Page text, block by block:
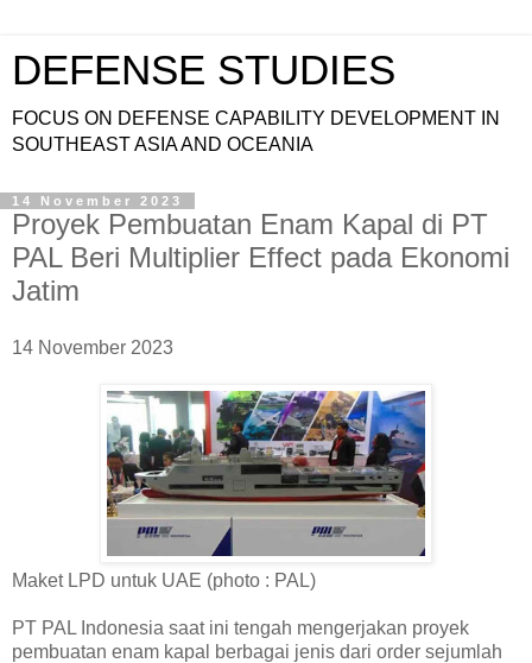
DEFENSE STUDIES
FOCUS ON DEFENSE CAPABILITY DEVELOPMENT IN
SOUTHEAST ASIA AND OCEANIA
14 November 2023
Proyek Pembuatan Enam Kapal di PT
PAL Beri Multiplier Effect pada Ekonomi
Jatim
14 November 2023
Maket LPD untuk UAE (photo : PAL)
PT PAL Indonesia saat ini tengah mengerjakan proyek
pembuatan enam kapal berbagai jenis dari order sejumlah